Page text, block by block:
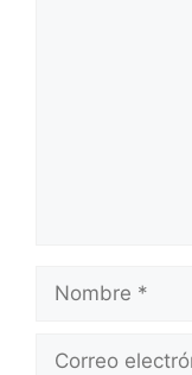
Nombre
Correo